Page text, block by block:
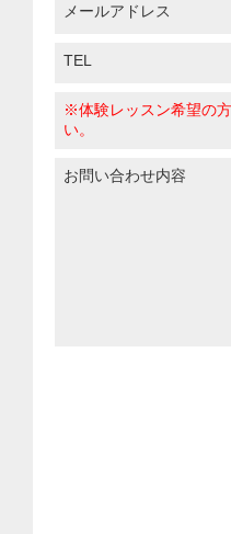
メールアドレス
TEL
※体験レッスン希望の
い。
お問い合わせ内容